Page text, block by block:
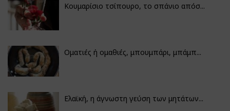
Κουμαρίσιο τσίπουρο, το σπάνιο απόσ...
Οματιές ή ομαθιές, μπουμπάρι, μπάμπ...
Ελαϊκή, η άγνωστη γεύση των μητάτων...